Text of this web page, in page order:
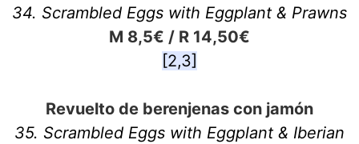
34. Scrambled Eggs with Eggplant & Prawns
M 8,5€ / R 14,50€
[2,3]
Revuelto de berenjenas con jamón
35. Scrambled Eggs with Eggplant & Iberian